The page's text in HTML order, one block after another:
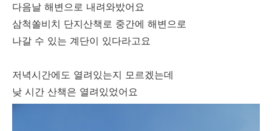
다음날 해변으로 내려와밨어요
삼척쏠비치 단지산책로 중간에 해변으로
나갈 수 있는 계단이 있다라고요
저녁시간에도 열려있는지 모르겠는데
낮 시간 산책은 열려있었어요